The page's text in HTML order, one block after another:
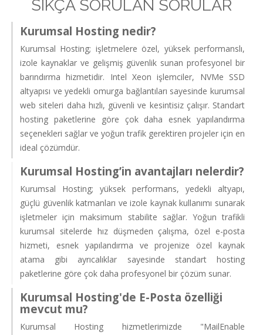
SIKÇA SORULAN SORULAR
Kurumsal Hosting nedir?
Kurumsal Hosting; işletmelere özel, yüksek performanslı,
izole kaynaklar ve gelişmiş güvenlik sunan profesyonel bir
barındırma hizmetidir. Intel Xeon işlemciler, NVMe SSD
altyapısı ve yedekli omurga bağlantıları sayesinde kurumsal
web siteleri daha hızlı, güvenli ve kesintisiz çalışır. Standart
hosting paketlerine göre çok daha esnek yapılandırma
seçenekleri sağlar ve yoğun trafik gerektiren projeler için en
ideal çözümdür.
Kurumsal Hosting’in avantajları nelerdir?
Kurumsal Hosting; yüksek performans, yedekli altyapı,
güçlü güvenlik katmanları ve izole kaynak kullanımı sunarak
işletmeler için maksimum stabilite sağlar. Yoğun trafikli
kurumsal sitelerde hız düşmeden çalışma, özel e-posta
hizmeti, esnek yapılandırma ve projenize özel kaynak
atama gibi ayrıcalıklar sayesinde standart hosting
paketlerine göre çok daha profesyonel bir çözüm sunar.
Kurumsal Hosting'de E-Posta özelliği
mevcut mu?
Kurumsal Hosting hizmetlerimizde "MailEnable